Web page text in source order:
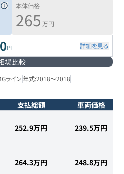
本体価格
265 万円
円 詳細を見る
場比較
ライン 年式:2018～2018
支払総額 車両価格
252.9万円 239.5万円
264.3万円 248.8万円